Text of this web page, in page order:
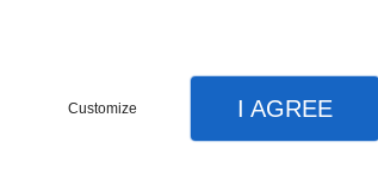
Customize I AGREE